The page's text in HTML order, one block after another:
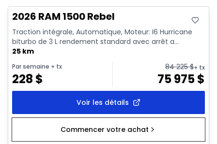
2026 RAM 1500 Rebel
Traction intégrale, Automatique, Moteur: I6 Hurricane
biturbo de 3 L rendement standard avec arrêt a...
25 km
Par semaine + tx
228 $
84 225$+ tx
75 975$
Voir les détails
Commencer votre achat